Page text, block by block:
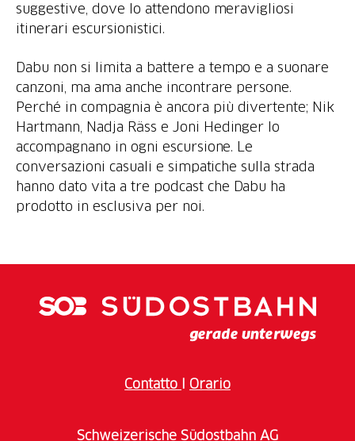
suggestive, dove lo attendono meravigliosi
itinerari escursionistici.
Dabu non si limita a battere a tempo e a suonare
canzoni, ma ama anche incontrare persone.
Perché in compagnia è ancora più divertente; Nik
Hartmann, Nadja Räss e Joni Hedinger lo
accompagnano in ogni escursione. Le
conversazioni casuali e simpatiche sulla strada
hanno dato vita a tre podcast che Dabu ha
prodotto in esclusiva per noi.
Contatto Orario
Schweizerische Südostbahn AG